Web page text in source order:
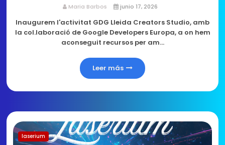
Maria Barbos junio 17, 2026
Inaugurem l'activitat GDG Lleida Creators Studio, amb
la col.laboració de Google Developers Europa, a on hem
aconseguit recursos per am…
Leer más
laserium